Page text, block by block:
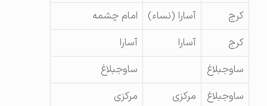
آسارا (نساء)
امام چشمه
ساوجبلاغ
ساوجبلاغ
ساوجبلاغ
مرکزی مرکزی